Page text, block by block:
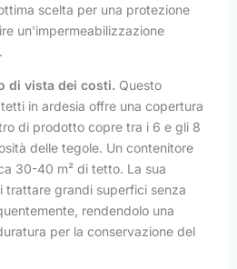
scelta per una protezione
un'impermeabilizzazione
di vista dei costi. Questo
in ardesia offre una copertura
di prodotto copre tra i 6 e gli 8
delle tegole. Un contenitore
30-40 m² di tetto. La sua
trattare grandi superfici senza
rendendolo una
per la conservazione del